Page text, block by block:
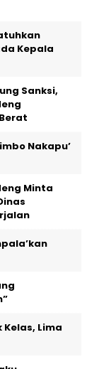
Kepala
Sanksi,
Nakapu’
Minta
Kelas, Lima